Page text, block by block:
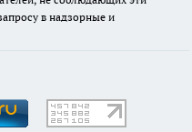
в надзорные и